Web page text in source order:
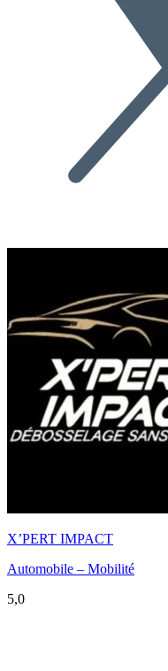
X’PERT IMPACT
Automobile – Mobilité
5,0